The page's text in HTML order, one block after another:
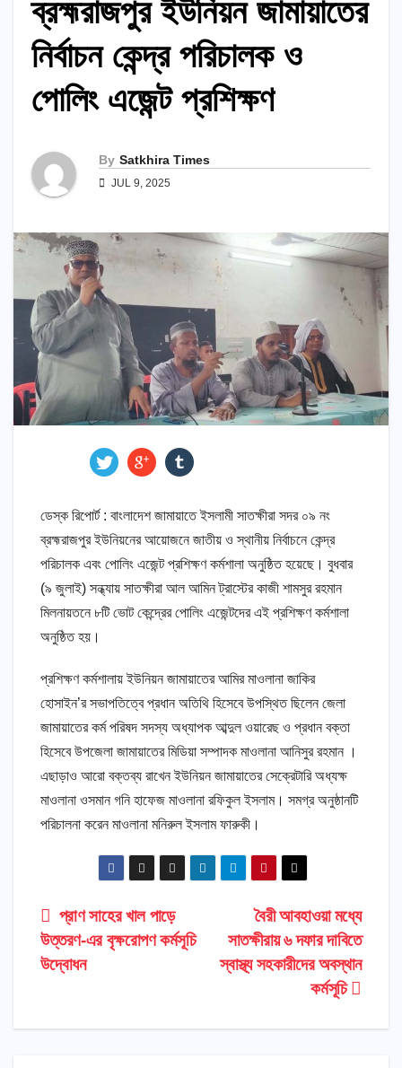
ব্রহ্মরাজপুর ইউনিয়ন জামায়াতের
নির্বাচন কেন্দ্র পরিচালক ও
পোলিং এজেন্ট প্রশিক্ষণ
By Satkhira Times
JUL 9, 2025
ডেস্ক রিপোর্ট : বাংলাদেশ জামায়াতে ইসলামী সাতক্ষীরা সদর ০৯ নং
ব্রহ্মরাজপুর ইউনিয়নের আয়োজনে জাতীয় ও স্থানীয় নির্বাচনে কেন্দ্র
পরিচালক এবং পোলিং এজেন্ট প্রশিক্ষণ কর্মশালা অনুষ্ঠিত হয়েছে। বুধবার
(৯ জুলাই) সন্ধ্যায় সাতক্ষীরা আল আমিন ট্রাস্টের কাজী শামসুর রহমান
মিলনায়তনে ৮টি ভোট কেন্দ্রের পোলিং এজেন্টদের এই প্রশিক্ষণ কর্মশালা
অনুষ্ঠিত হয়।
প্রশিক্ষণ কর্মশালায় ইউনিয়ন জামায়াতের আমির মাওলানা জাকির
হোসাইন’র সভাপতিত্বে প্রধান অতিথি হিসেবে উপস্থিত ছিলেন জেলা
জামায়াতের কর্ম পরিষদ সদস্য অধ্যাপক আব্দুল ওয়ারেছ ও প্রধান বক্তা
হিসেবে উপজেলা জামায়াতের মিডিয়া সম্পাদক মাওলানা আনিসুর রহমান ।
এছাড়াও আরো বক্তব্য রাখেন ইউনিয়ন জামায়াতের সেক্রেটারি অধ্যক্ষ
মাওলানা ওসমান গনি হাফেজ মাওলানা রফিকুল ইসলাম। সমগ্র অনুষ্ঠানটি
পরিচালনা করেন মাওলানা মনিরুল ইসলাম ফারুকী।
Post
navigation
বৈরী আবহাওয়া মধ্যে
সাতক্ষীরায় ৬ দফার দাবিতে
স্বাস্থ্য সহকারীদের অবস্থান
কর্মসূচি
প্রাণ সাহের খাল পাড়ে
উত্তরণ-এর বৃক্ষরোপণ কর্মসূচি
উদ্বোধন